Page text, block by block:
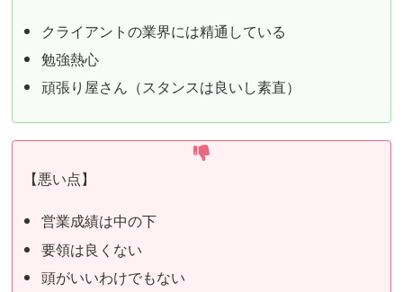
クライアントの業界には精通している
勉強熱心
頑張り屋さん（スタンスは良いし素直）
【悪い点】
営業成績は中の下
要領は良くない
頭がいいわけでもない